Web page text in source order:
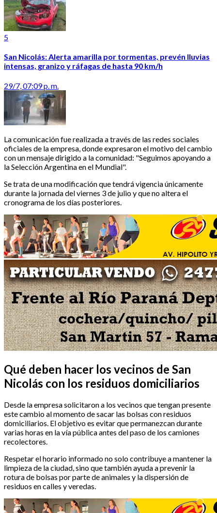
5
San Nicolás: Alerta amarilla por tormentas, prevén lluvias
intensas, granizo y ráfagas de hasta 90 km/h
29/7, 07:09 p. m.
La comunicación fue realizada a través de las redes sociales
oficiales de la empresa, donde expresaron el motivo del cambio
con un mensaje dirigido a la comunidad: "Seguimos apoyando a
la Selección Argentina en el Mundial".
Se trata de una modificación que tendrá vigencia únicamente
durante la jornada del viernes 3 de julio y que no altera el
cronograma de los días posteriores.
Qué deben hacer los vecinos de San
Nicolás con los residuos domiciliarios
Desde la empresa solicitaron a los vecinos que tengan presente
este cambio al momento de sacar las bolsas con residuos
domiciliarios. El objetivo es evitar que permanezcan durante
varias horas en la vía pública antes del paso de los camiones
recolectores.
Respetar el horario informado no solo contribuye a mantener la
limpieza de la ciudad, sino que también ayuda a prevenir la
rotura de bolsas por parte de animales y la dispersión de
residuos en calles y veredas.